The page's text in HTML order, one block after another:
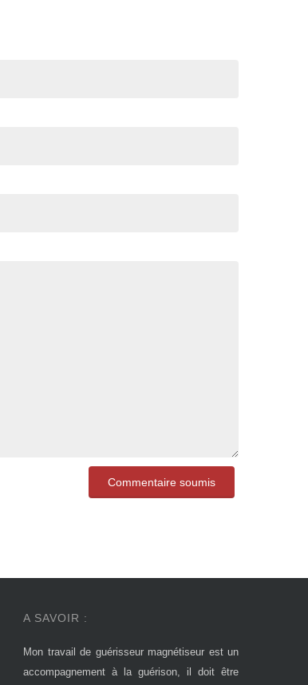
A SAVOIR :
Mon travail de guérisseur magnétiseur est un
accompagnement à la guérison, il doit être